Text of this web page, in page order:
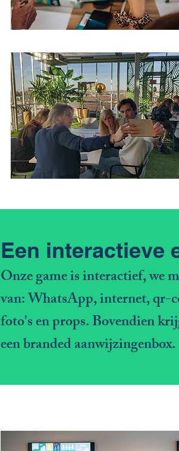
Een interactieve
Onze game is interactief, we
van: WhatsApp, internet, qr-
foto's en props. Bovendien
een branded aanwijzingenbox.